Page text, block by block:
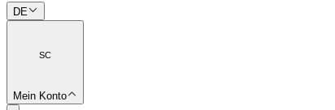
DE
SC
Mein Konto